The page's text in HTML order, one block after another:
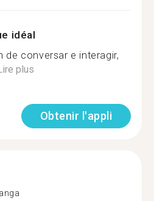
idéal
de conversar e interagir,
plus
Obtenir l'appli